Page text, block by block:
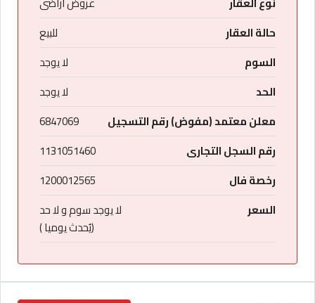
حالة العقار
للبيع
السوم
لا يوجد
الحد
لا يوجد
معلن معتمد (مفوض) رقم التسجيل
6847069
رقم السجل التجارى
1131051460
رخصة فال
1200012565
السعر
لا يوجد سوم و لا حد
(يُحدث يوميا )